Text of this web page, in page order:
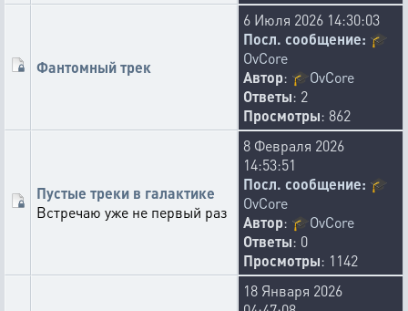
Фантомный трек
6 Июля 2026 14:30:03
Посл. сообщение: 🎓
OvCore
Автор: 🎓OvCore
Ответы: 2
Просмотры: 862
Пустые треки в галактике
Встречаю уже не первый раз
8 Февраля 2026
14:53:51
Посл. сообщение: 🎓
OvCore
Автор: 🎓OvCore
Ответы: 0
Просмотры: 1142
18 Января 2026